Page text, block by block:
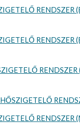
RENDSZER
RENDSZER
RENDSZER